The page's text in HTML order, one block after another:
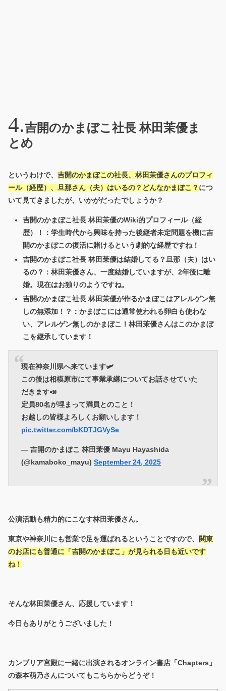
吉開のかまぼこ社長 林田茉優ま
とめ
というわけで、 吉開のかまぼこの社長、林田茉優さんのプロフィ
ール（経歴）、旦那さん（夫）はいるの？どんなかまぼこ？ につ
いて見てきましたが、いかがだったでしょうか？
吉開のかまぼこ社長 林田茉優のWiki的プロフィール（経
歴）！：学生時代から興味を持った後継者未定問題を機に吉
開のかまぼこの復活に賭けるという劇的な経歴ですね！
吉開のかまぼこ社長 林田茉優は結婚してる？旦那（夫）はい
るの？：林田茉優さん、一度結婚していますが、2年後に離
婚。現在はお独りのようですね。
吉開のかまぼこ社長 林田茉優が作るかまぼこはアレルゲン無
しの無添加！？：かまぼこには通常使われる卵白も使わな
い、アレルゲン無しのかまぼこ！林田茉優さんはこのかまぼ
こを継承しています！
現在神奈川県へ来ています🛩️
この後は相模原市にて事業承継についてお話させていた
だきます📣
定員80名が埋まって満員とのこと！
お越しの皆様よろしくお願いします！
pic.twitter.com/bKDTJGVySe
— 吉開のかまぼこ 林田茉優 Mayu Hayashida
(@kamaboko_mayu)September 24, 2025
公演活動も精力的にこなす林田茉優さん。
東京や神奈川にも営業で足を運ばれるということですので、
関東
のお店にも普通に「吉開のかまぼこ」が見られる日も近いです
ね！
そんな林田茉優さん、応援しています！
今日もありがとうございました！
カンブリア宮殿に一緒に出演されるオンライン書店「Chapters」
の森本萌乃さんについてもこちらからどうぞ！